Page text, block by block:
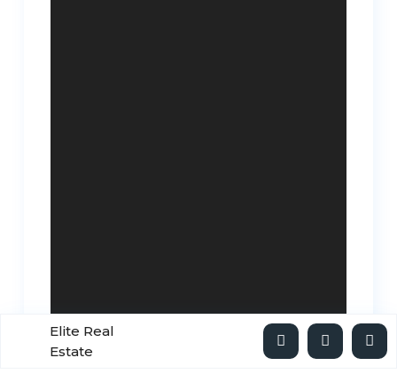
Elite Real
Estate